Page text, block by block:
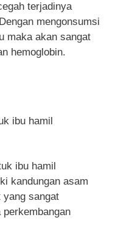
terjadinya
mengonsumsi
maka akan sangat
hemoglobin.
ibu hamil
kandungan asam
yang sangat